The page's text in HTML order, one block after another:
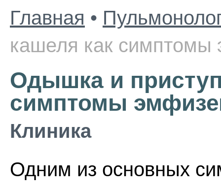
Главная •
кашеля как симптомы
Одышка и
симптомы
Клиника
Одним из основных